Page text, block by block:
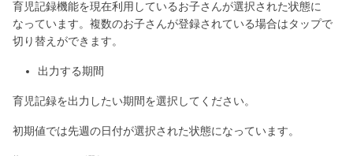
育児記録機能を現在利用しているお子さんが選択された状態に
なっています。複数のお子さんが登録されている場合はタップで
切り替えができます。
出力する期間
育児記録を出力したい期間を選択してください。
初期値では先週の日付が選択された状態になっています。